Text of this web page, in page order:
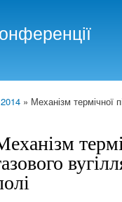
» Механізм термічної